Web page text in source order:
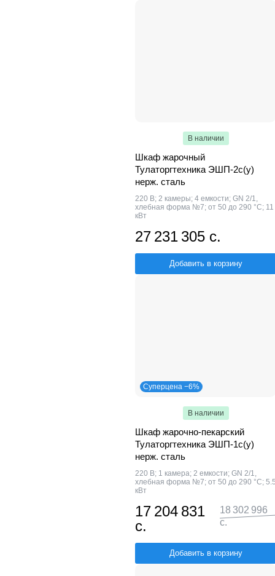
В наличии
Шкаф жарочный
Тулаторгтехника ЭШП-2с(у)
нерж. сталь
220 В; 2 камеры; 4 емкости; GN 2/1,
хлебная форма №7; от 50 до 290 °С; 11
кВт
27 231 305 с.
Добавить в корзину
Суперцена −6%
В наличии
Шкаф жарочно-пекарский
Тулаторгтехника ЭШП-1с(у)
нерж. сталь
220 В; 1 камера; 2 емкости; GN 2/1,
хлебная форма №7; от 50 до 290 °С;
кВт
17 204 831
с.
18 302 996
с.
Добавить в корзину